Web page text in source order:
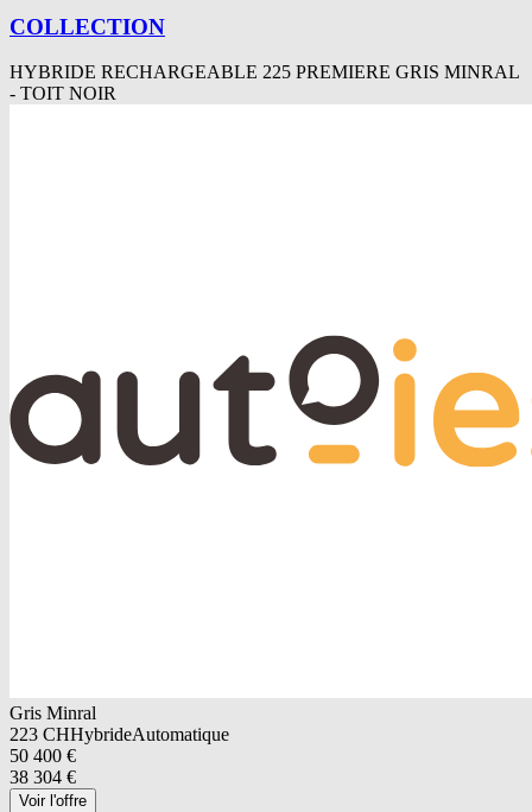
COLLECTION
HYBRIDE RECHARGEABLE 225 PREMIERE GRIS MINRAL
- TOIT NOIR
Gris Minral
223 CHHybrideAutomatique
50 400 €
38 304 €
Voir l'offre